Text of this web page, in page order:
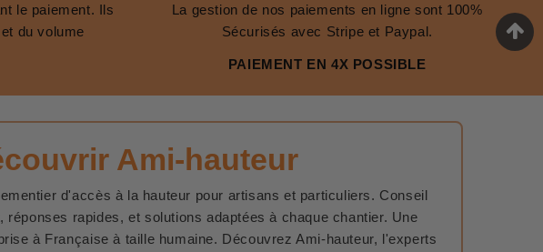
le paiement. Ils
du volume
La gestion de nos paiements en ligne sont 100%
Sécurisés avec Stripe et Paypal.
PAIEMENT EN 4X POSSIBLE
Ami-hauteur
d'accès à la hauteur pour artisans et particuliers. Conseil
réponses rapides, et solutions adaptées à chaque chantier. Une
à Française à taille humaine. Découvrez Ami-hauteur, l'experts